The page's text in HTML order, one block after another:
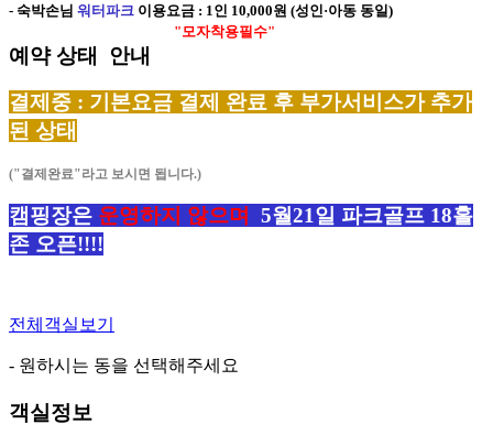
- 숙박손님 워터파크 이용요금 : 1인 10,000원 (성인·아동 동일)
"모자착용필수"
예약 상태 안내
결제중 : 기본요금 결제 완료 후 부가서비스가 추가
된 상태
("결제완료"라고 보시면 됩니다.)
캠핑장은 운영하지 않으며
5월21일 파크골프 18홀
존 오픈!!!!
전체객실보기
- 원하시는 동을 선택해주세요
객실정보